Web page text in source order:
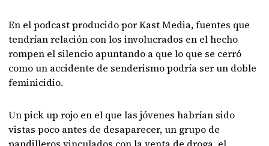
En el podcast producido por Kast Media, fuentes que
tendrían relación con los involucrados en el hecho
rompen el silencio apuntando a que lo que se cerró
como un accidente de senderismo podría ser un doble
feminicidio.
Un pick up rojo en el que las jóvenes habrían sido
vistas poco antes de desaparecer, un grupo de